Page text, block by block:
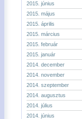
2015. június
2015. május
2015. április
2015. március
2015. február
2015. január
2014. december
2014. november
2014. szeptember
2014. augusztus
2014. július
2014. június